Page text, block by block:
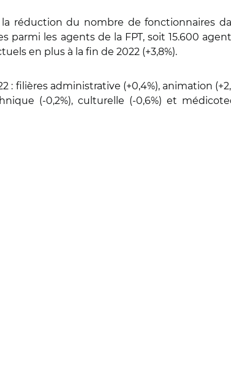
réduction du nombre de fonctionnaires
les agents de la FPT, soit 15.600
en plus à la fin de 2022 (+3,8%).
filières administrative (+0,4%), animation
(-0,2%), culturelle (-0,6%) et